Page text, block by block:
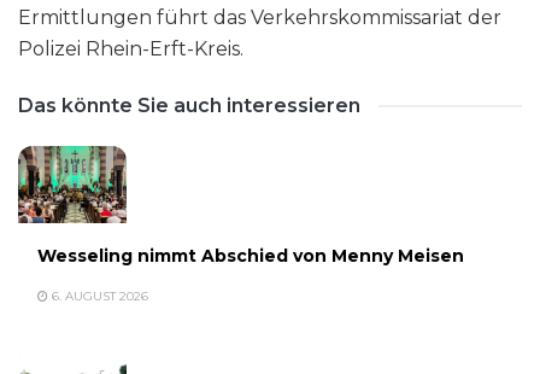
Ermittlungen führt das Verkehrskommissariat der
Polizei Rhein-Erft-Kreis.
Das könnte Sie auch interessieren
Wesseling nimmt Abschied von Menny Meisen
6. AUGUST 2026